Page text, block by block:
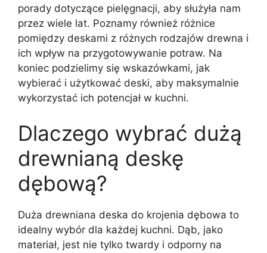
porady dotyczące pielęgnacji, aby służyła nam
przez wiele lat. Poznamy również różnice
pomiędzy deskami z różnych rodzajów drewna i
ich wpływ na przygotowywanie potraw. Na
koniec podzielimy się wskazówkami, jak
wybierać i użytkować deski, aby maksymalnie
wykorzystać ich potencjał w kuchni.
Dlaczego wybrać dużą
drewnianą deskę
dębową?
Duża drewniana deska do krojenia dębowa to
idealny wybór dla każdej kuchni. Dąb, jako
materiał, jest nie tylko twardy i odporny na